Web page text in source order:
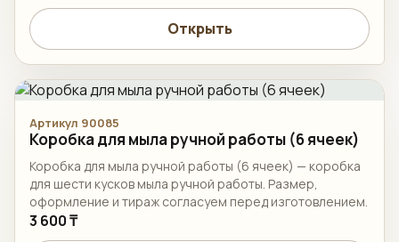
Открыть
Артикул 90085
Коробка для мыла ручной работы (6 ячеек)
Коробка для мыла ручной работы (6 ячеек) — коробка
для шести кусков мыла ручной работы. Размер,
оформление и тираж согласуем перед изготовлением.
3 600 ₸